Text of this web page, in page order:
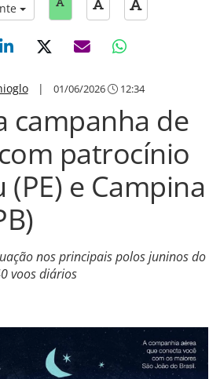
| 01/06/2026 12:34
campanha de
patrocínio
e Campina
nos principais polos juninos do
voos diários